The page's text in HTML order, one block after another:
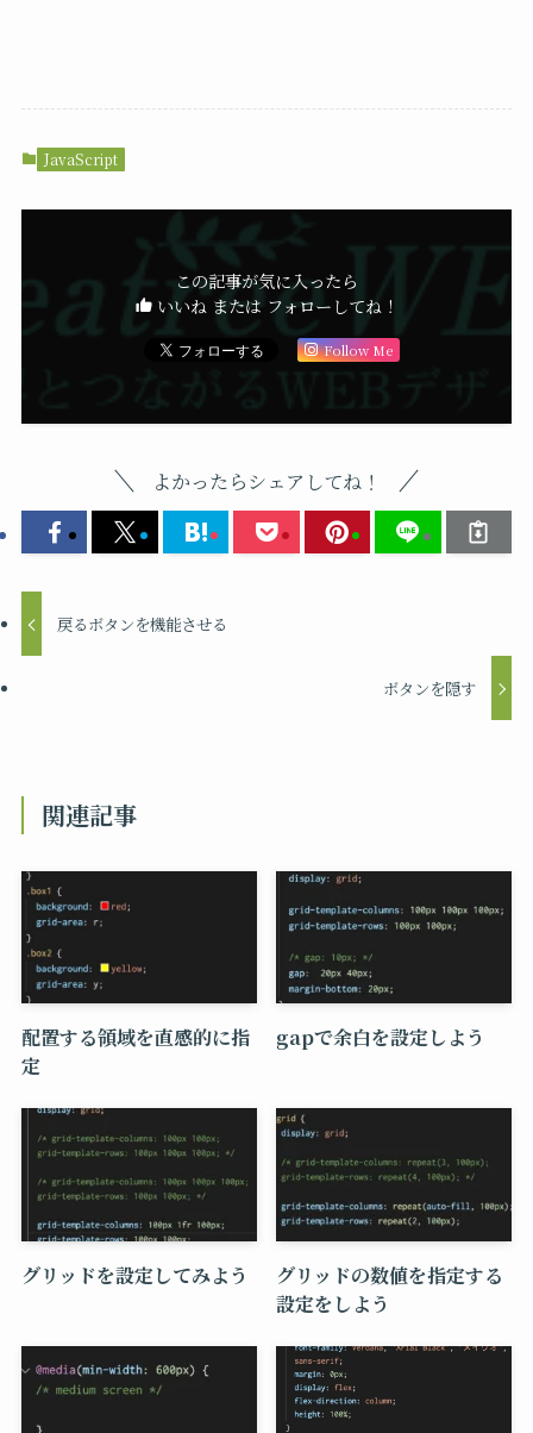
JavaScript
この記事が気に入ったら
いいね または フォローしてね！
Follow Me
よかったらシェアしてね！
戻るボタンを機能させる
ボタンを隠す
関連記事
配置する領域を直感的に指
定
gapで余白を設定しよう
グリッドを設定してみよう
グリッドの数値を指定する
設定をしよう